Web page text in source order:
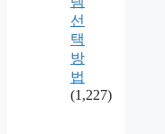
선
택
방
법
(1,227)